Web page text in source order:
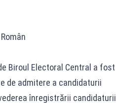
Biroul Electoral Central a fost
de admitere a candidaturii
înregistrării candidaturii